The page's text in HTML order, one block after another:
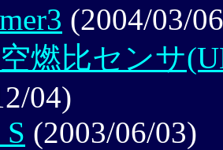
(2004/03/
燃比センサ
04)
(2003/06/03)